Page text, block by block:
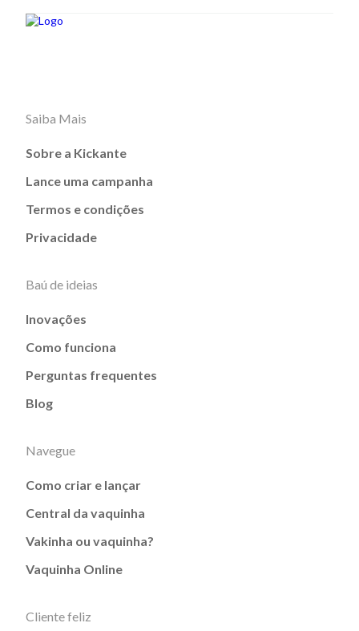
Saiba Mais
Sobre a Kickante
Lance uma campanha
Termos e condições
Privacidade
Baú de ideias
Inovações
Como funciona
Perguntas frequentes
Blog
Navegue
Como criar e lançar
Central da vaquinha
Vakinha ou vaquinha?
Vaquinha Online
Cliente feliz